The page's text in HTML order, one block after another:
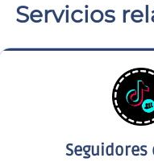
Servicios
Seguidores